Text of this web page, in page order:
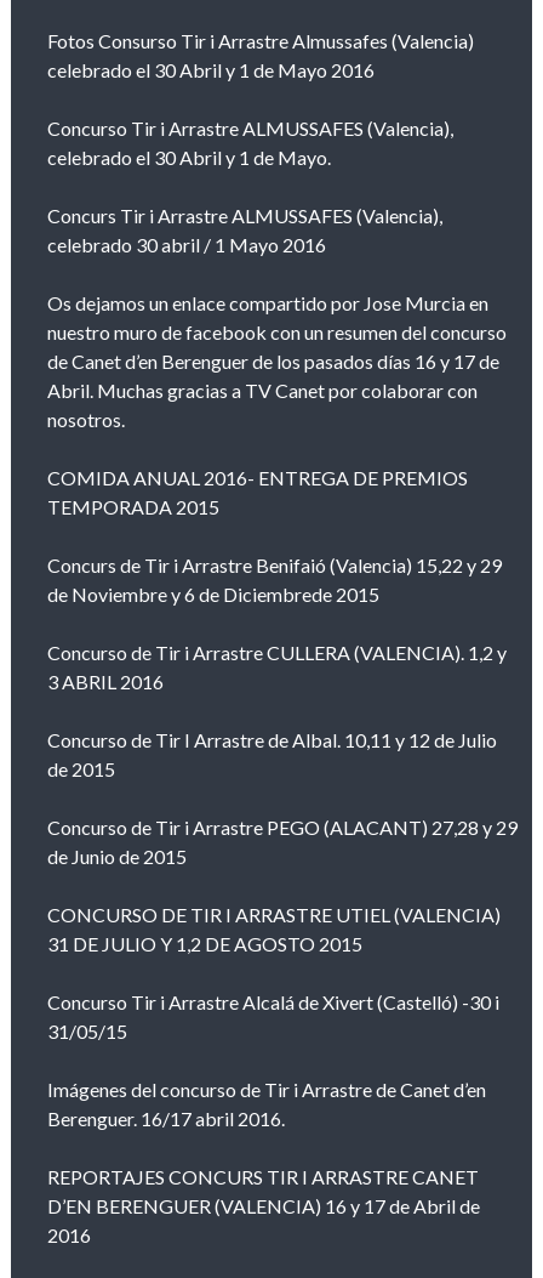
Fotos Consurso Tir i Arrastre Almussafes (Valencia)
celebrado el 30 Abril y 1 de Mayo 2016
Concurso Tir i Arrastre ALMUSSAFES (Valencia),
celebrado el 30 Abril y 1 de Mayo.
Concurs Tir i Arrastre ALMUSSAFES (Valencia),
celebrado 30 abril / 1 Mayo 2016
Os dejamos un enlace compartido por Jose Murcia en
nuestro muro de facebook con un resumen del concurso
de Canet d’en Berenguer de los pasados días 16 y 17 de
Abril. Muchas gracias a TV Canet por colaborar con
nosotros.
COMIDA ANUAL 2016- ENTREGA DE PREMIOS
TEMPORADA 2015
Concurs de Tir i Arrastre Benifaió (Valencia) 15,22 y 29
de Noviembre y 6 de Diciembrede 2015
Concurso de Tir i Arrastre CULLERA (VALENCIA). 1,2 y
3 ABRIL 2016
Concurso de Tir I Arrastre de Albal. 10,11 y 12 de Julio
de 2015
Concurso de Tir i Arrastre PEGO (ALACANT) 27,28 y 29
de Junio de 2015
CONCURSO DE TIR I ARRASTRE UTIEL (VALENCIA)
31 DE JULIO Y 1,2 DE AGOSTO 2015
Concurso Tir i Arrastre Alcalá de Xivert (Castelló) -30 i
31/05/15
Imágenes del concurso de Tir i Arrastre de Canet d’en
Berenguer. 16/17 abril 2016.
REPORTAJES CONCURS TIR I ARRASTRE CANET
D’EN BERENGUER (VALENCIA) 16 y 17 de Abril de
2016